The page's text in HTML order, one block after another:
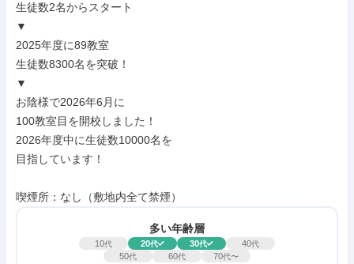
生徒数2名からスタート
▼
2025年度に89教室
生徒数8300名を突破！
▼
お陰様で2026年6月に
100教室目を開校しました！
2026年度中に生徒数10000名を
目指しています！
喫煙所：なし（敷地内全て禁煙）
多い年齢層
10代 20代 30代 40代
50代 60代 70代〜